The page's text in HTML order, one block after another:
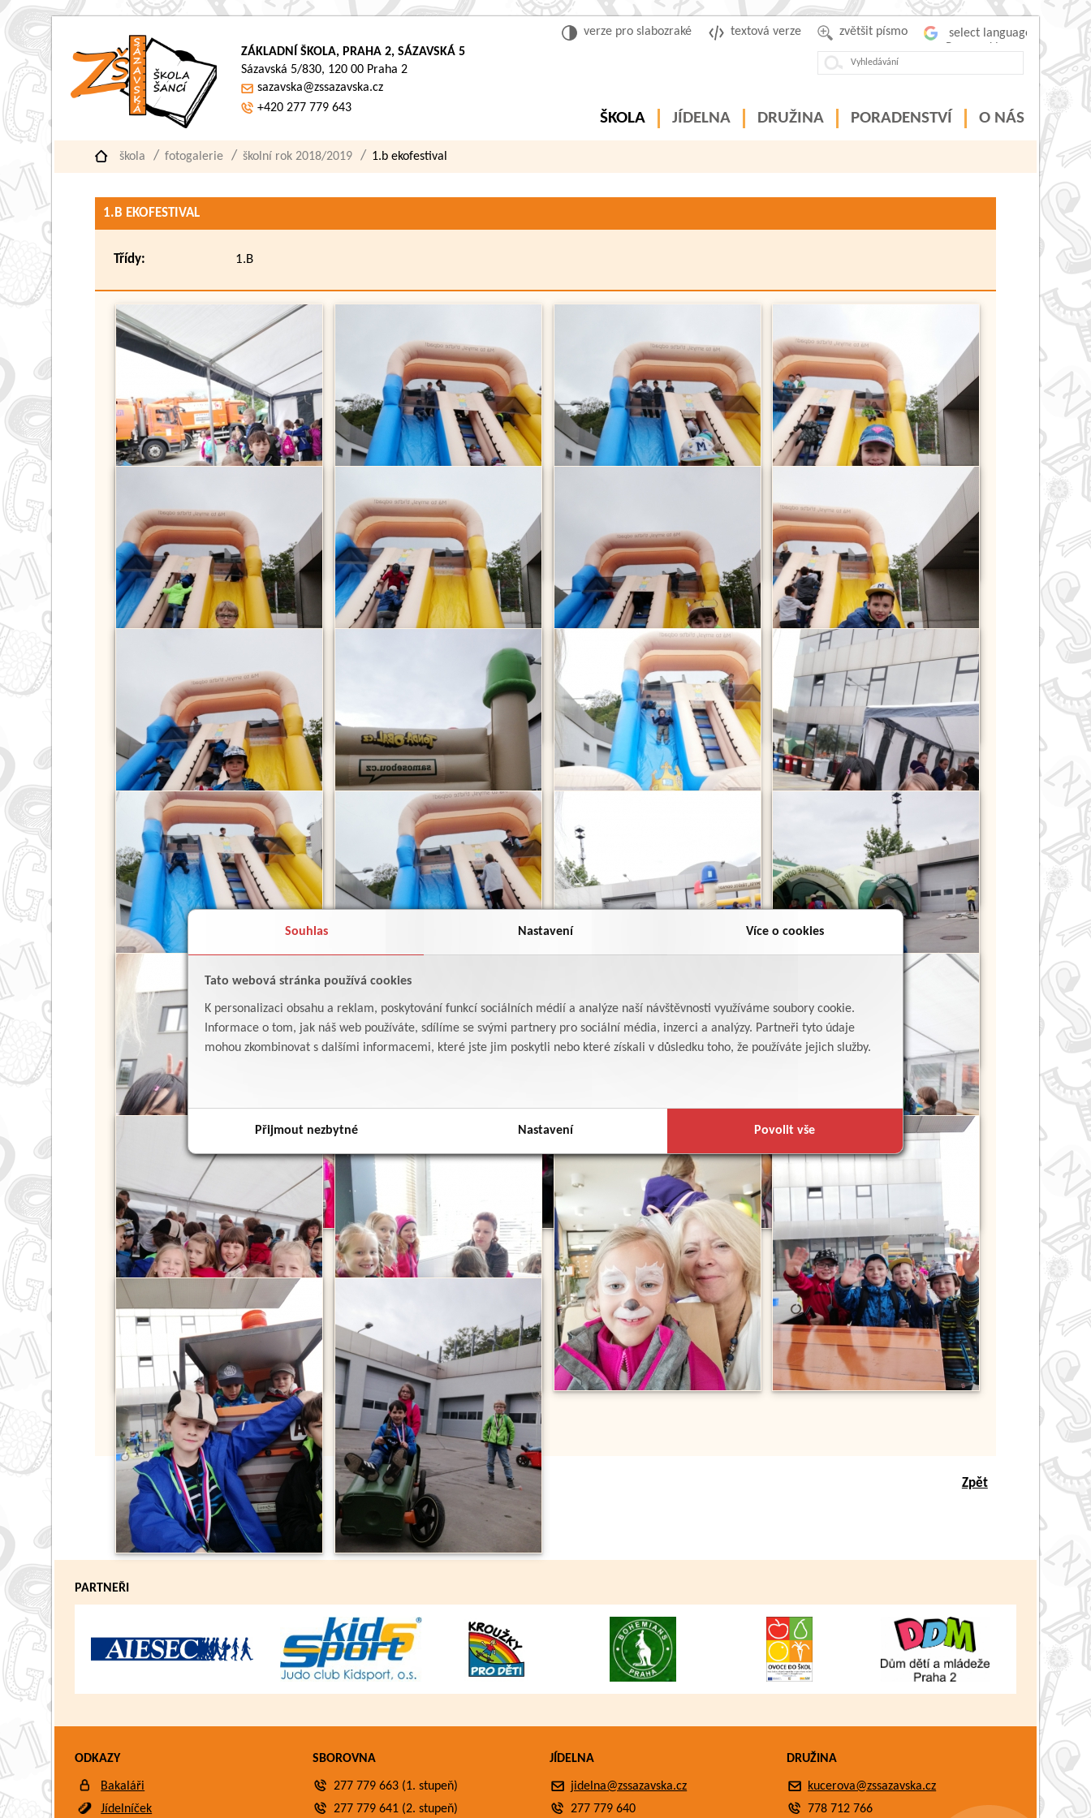
Souhlas Nastavení Více o cookies
Tato webová stránka používá cookies
K personalizaci obsahu a reklam, poskytování funkcí sociálních médií a analýze naší návštěvnosti využíváme soubory cookie.
Informace o tom, jak náš web používáte, sdílíme se svými partnery pro sociální média, inzerci a analýzy. Partneři tyto údaje
mohou zkombinovat s dalšími informacemi, které jste jim poskytli nebo které získali v důsledku toho, že používáte jejich služby.
Přijmout nezbytné Nastavení Povolit vše
zvětšit písmo
textová verze
verze pro slabozraké
ZÁKLADNÍ ŠKOLA, PRAHA 2, SÁZAVSKÁ 5
Sázavská 5/830, 120 00 Praha 2
sazavska@zssazavska.cz
+420 277 779 643
ŠKOLA JÍDELNA DRUŽINA PORADENSTVÍ O NÁS
škola fotogalerie školní rok 2018/2019 1.b ekofestival
1.B EKOFESTIVAL
Třídy: 1.B
Zpět
PARTNEŘI
ODKAZY
Bakaláři
Jídelníček
SBOROVNA
277 779 663 (1. stupeň)
277 779 641 (2. stupeň)
JÍDELNA
jidelna@zssazavska.cz
277 779 640
DRUŽINA
kucerova@zssazavska.cz
778 712 766